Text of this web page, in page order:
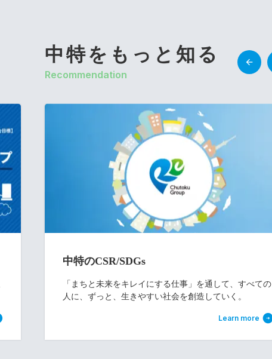
中特をもっと知る
Recommendation
中特のCSR/SDGs
「まちと未来をキレイにする仕事」を通して、すべての
人に、ずっと、生きやすい社会を創造していく。
Learn more